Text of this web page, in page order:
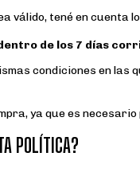
válido, tené en cuenta
de los 7 días
condiciones en las
ya que es
POLÍTICA?